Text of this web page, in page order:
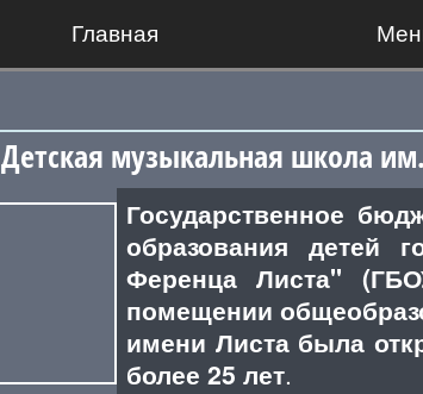
Главная
Детская музыкальная школа
Государственное
образования детей
Ференца Листа"
помещении
имени Листа была
более 25 лет.